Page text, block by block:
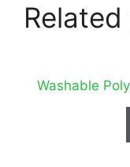
Washable